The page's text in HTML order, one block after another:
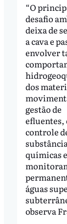
“O
desafio
deixa de
a cava e
envolver
dos
gestão de
efluentes,
controle
químicas
águas
observa